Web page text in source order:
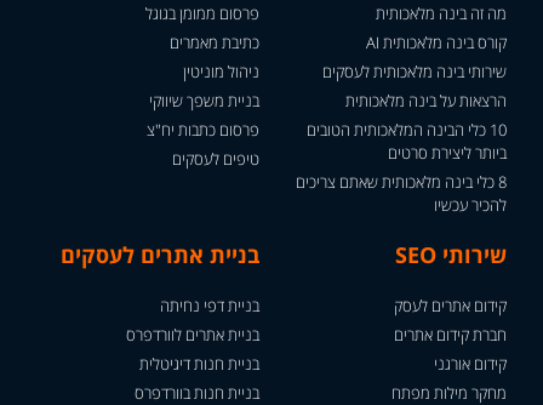
מה זה בינה מלאכותית
קורס בינה מלאכותית AI
שירותי בינה מלאכותית לעסקים
הרצאות על בינה מלאכותית
10 כלי הבינה המלאכותית הטובים
ביותר ליצירת סרטים
8 כלי בינה מלאכותית שאתם צריכים
להכיר עכשיו
פרסום ממומן בגוגל
כתיבת מאמרים
ניהול מוניטין
בניית משפך שיווקי
פרסום כתבות יח"צ
טיפים לעסקים
שירותי SEO
קידום אתרים לעסק
חברת קידום אתרים
קידום אורגני
מחקר מילות מפתח
בניית אתרים לעסקים
בניית דפי נחיתה
בניית אתרים לוורדפרס
בניית חנות דיגיטלית
בניית חנות בוורדפרס